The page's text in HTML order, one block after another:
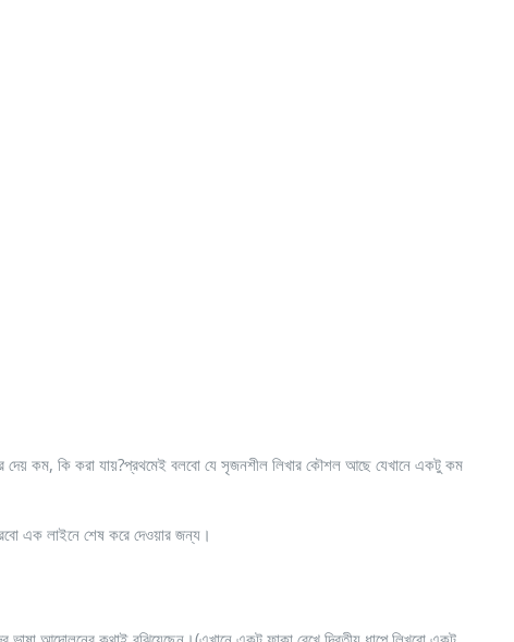
দেয় কম, কি করা যায়?প্রথমেই বলবো যে সৃজনশীল লিখার কৌশল আছে যেখানে একটু কম
এক লাইনে শেষ করে দেওয়ার জন্য।